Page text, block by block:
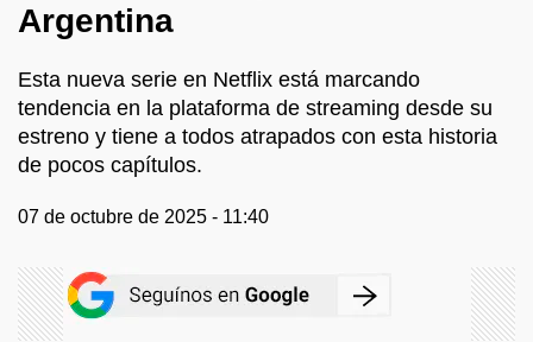
Argentina
Esta nueva serie en Netflix está marcando
tendencia en la plataforma de streaming desde su
estreno y tiene a todos atrapados con esta historia
de pocos capítulos.
07 de octubre de 2025 - 11:40